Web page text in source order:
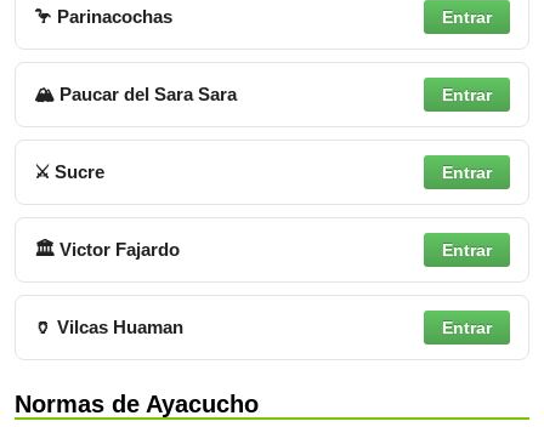
🦩 Parinacochas Entrar
🏔 Paucar del Sara Sara Entrar
⚔ Sucre Entrar
🏛 Victor Fajardo Entrar
🏺 Vilcas Huaman Entrar
Normas de Ayacucho